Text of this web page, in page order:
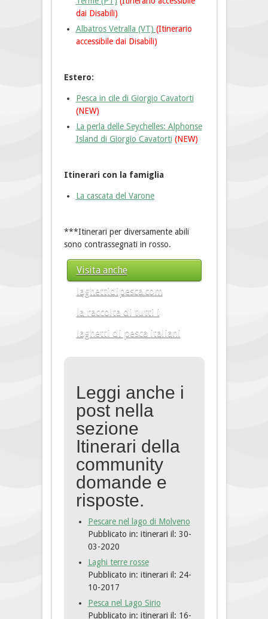
dai Disabili)
Albatros Vetralla (VT) (Itinerario
accessibile dai Disabili)
Estero:
Pesca in cile di Giorgio Cavatorti
(NEW)
La perla delle Seychelles: Alphonse
Island di Giorgio Cavatorti (NEW)
Itinerari con la famiglia
La cascata del Varone
***Itinerari per diversamente abili
sono contrassegnati in rosso.
Visita anche
laghettidipesca.com
la raccolta di tutti i
laghetti di pesca italiani
Leggi anche i
post nella
sezione
Itinerari della
community
domande e
risposte.
Pescare nel lago di Molveno
Pubblicato in: itinerari il: 30-
03-2020
Laghi terre rosse
Pubblicato in: itinerari il: 24-
10-2017
Pesca nel Lago Sirio
Pubblicato in: itinerari il: 16-